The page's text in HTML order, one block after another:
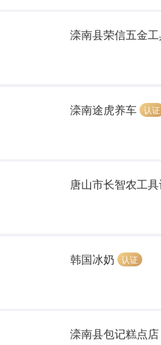
滦南途虎养车 认证
韩国冰奶 认证
滦南县包记糕点店